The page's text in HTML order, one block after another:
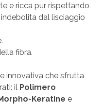
e ricca pur rispettando
dal lisciaggio
fibra.
innovativa che sfrutta
il Polimero
Keratine e